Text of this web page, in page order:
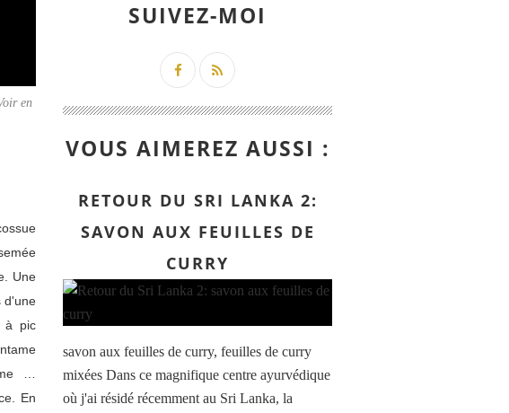
en
Une
d'une
à pic
…
En
SUIVEZ-MOI
VOUS AIMEREZ AUSSI :
RETOUR DU SRI LANKA 2:
SAVON AUX FEUILLES DE
CURRY
savon aux feuilles de curry, feuilles de curry
mixées Dans ce magnifique centre ayurvédique
où j'ai résidé récemment au Sri Lanka, la